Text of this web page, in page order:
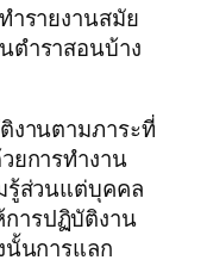
ำรายงานสมัย
ตำราสอนบ้าง
งานตามภาระที่
ยการทำงาน
รู้ส่วนแต่บุคคล
ารปฏิบัติงาน
นั้นการแลก